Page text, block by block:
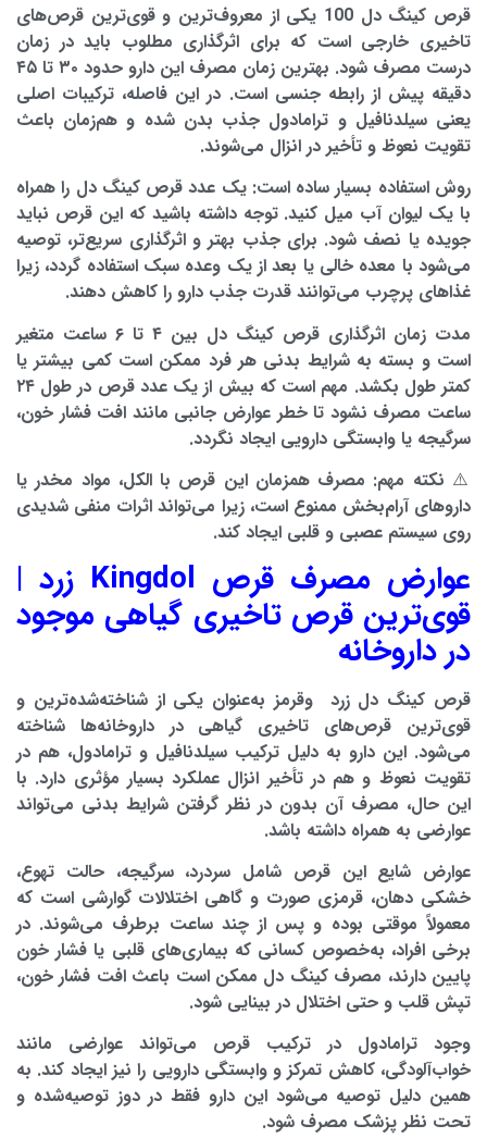
قرص کینگ دل 100
یکی از معروف‌ترین و قوی‌ترین قرص‌های
تاخیری خارجی است که برای اثرگذاری مطلوب باید در زمان
درست مصرف شود. بهترین زمان مصرف این دارو حدود ۳۰ تا ۴۵
دقیقه پیش از رابطه جنسی است. در این فاصله، ترکیبات اصلی
یعنی سیلدنافیل و ترامادول جذب بدن شده و هم‌زمان باعث
تقویت نعوظ و تأخیر در انزال می‌شوند.
روش استفاده بسیار ساده است: یک عدد قرص کینگ دل را همراه
با یک لیوان آب میل کنید. توجه داشته باشید که این قرص نباید
جویده یا نصف شود. برای جذب بهتر و اثرگذاری سریع‌تر، توصیه
می‌شود با معده خالی یا بعد از یک وعده سبک استفاده گردد، زیرا
غذاهای پرچرب می‌توانند قدرت جذب دارو را کاهش دهند.
مدت زمان اثرگذاری قرص کینگ دل بین ۴ تا ۶ ساعت متغیر
است و بسته به شرایط بدنی هر فرد ممکن است کمی بیشتر یا
کمتر طول بکشد. مهم است که بیش از
یک عدد قرص در طول ۲۴
ساعت مصرف نشود تا خطر عوارض جانبی مانند افت فشار خون،
سرگیجه یا وابستگی دارویی ایجاد نگردد.
⚠️ نکته مهم: مصرف همزمان این قرص با الکل، مواد مخدر یا
داروهای آرام‌بخش ممنوع است، زیرا می‌تواند اثرات منفی شدیدی
روی سیستم عصبی و قلبی ایجاد کند.
عوارض مصرف قرص Kingdol زرد |
قوی‌ترین قرص تاخیری گیاهی موجود
در داروخانه
قرص کینگ دل زرد وقرمز به‌عنوان یکی از شناخته‌شده‌ترین و
قوی‌ترین قرص‌های تاخیری گیاهی در داروخانه‌ها شناخته
می‌شود. این دارو به دلیل ترکیب سیلدنافیل و ترامادول، هم در
تقویت نعوظ و هم در تأخیر انزال عملکرد بسیار مؤثری دارد. با
این حال، مصرف آن بدون در نظر گرفتن شرایط بدنی می‌تواند
عوارضی به همراه داشته باشد.
عوارض شایع این قرص شامل سردرد، سرگیجه، حالت تهوع،
خشکی دهان، قرمزی صورت و گاهی اختلالات گوارشی است که
معمولاً موقتی بوده و پس از چند ساعت برطرف می‌شوند. در
برخی افراد، به‌خصوص کسانی که بیماری‌های قلبی یا فشار خون
پایین دارند، مصرف کینگ دل ممکن است باعث افت فشار خون،
تپش قلب و حتی اختلال در بینایی شود.
وجود ترامادول در ترکیب قرص می‌تواند عوارضی مانند
خواب‌آلودگی، کاهش تمرکز و وابستگی دارویی را نیز ایجاد کند. به
همین دلیل توصیه می‌شود این دارو فقط در دوز توصیه‌شده و
تحت نظر پزشک مصرف شود.